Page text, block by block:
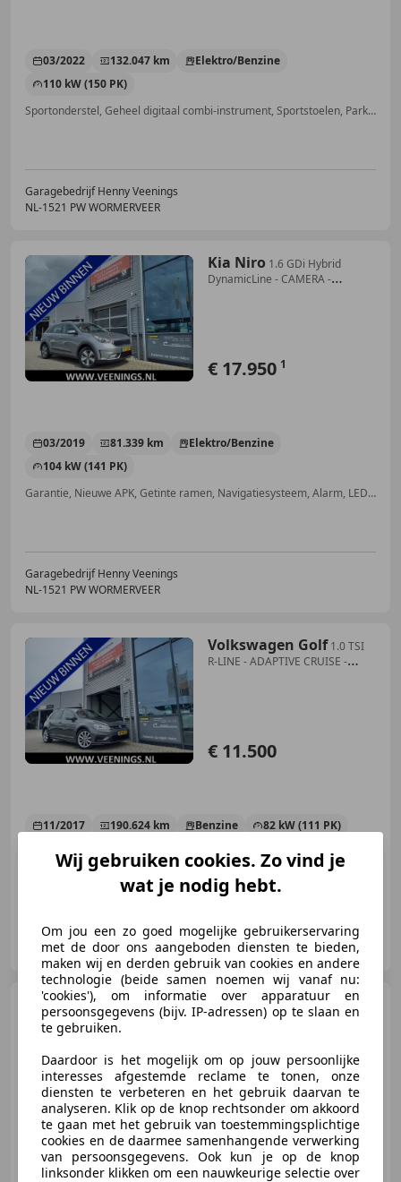
03/2022 132.047 km
Elektro/Benzine
110 kW (150 PK)
Sportonderstel, Geheel digitaal combi-instrument, Sportstoelen, Parkeerhulp met camera, Getinte ramen, LED verlichting, Stoelverwarming, Garantie
Garagebedrijf Henny Veenings
NL-1521 PW WORMERVEER
Kia Niro 1.6 GDi Hybrid
DynamicLine - CAMERA -
€ 17.950 1
03/2019 81.339 km
Elektro/Benzine
104 kW (141 PK)
Garantie, Nieuwe APK, Getinte ramen, Navigatiesysteem, Alarm, LED verlichting, Regensensor, Dakrails
Garagebedrijf Henny Veenings
NL-1521 PW WORMERVEER
Volkswagen Golf 1.0 TSI
R-LINE - ADAPTIVE CRUISE -
€ 11.500
11/2017 190.624 km Benzine
82 kW (111 PK)
Garagebedrijf Henny Veenings
NL-1521 PW WORMERVEER
Opel Grandland 1.2 Turbo
Hybrid GS **15.906KM** -
€ 32.250 1
Wij gebruiken cookies. Zo vind je
wat je nodig hebt.
Om jou een zo goed mogelijke gebruikerservaring
met de door ons aangeboden diensten te bieden,
maken wij en derden gebruik van cookies en andere
technologie (beide samen noemen wij vanaf nu:
'cookies'), om informatie over apparatuur en
persoonsgegevens (bijv. IP-adressen) op te slaan en
te gebruiken.
Daardoor is het mogelijk om op jouw persoonlijke
interesses afgestemde reclame te tonen, onze
diensten te verbeteren en het gebruik daarvan te
analyseren. Klik op de knop rechtsonder om akkoord
te gaan met het gebruik van toestemmingsplichtige
cookies en de daarmee samenhangende verwerking
van persoonsgegevens. Ook kun je op de knop
linksonder klikken om een nauwkeurige selectie over